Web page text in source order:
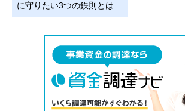
に守りたい3つの鉄則とは…